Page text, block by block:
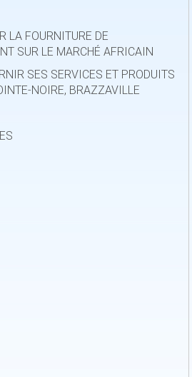
LA FOURNITURE DE
SUR LE MARCHÉ AFRICAIN
SES SERVICES ET PRODUITS
NOIRE, BRAZZAVILLE